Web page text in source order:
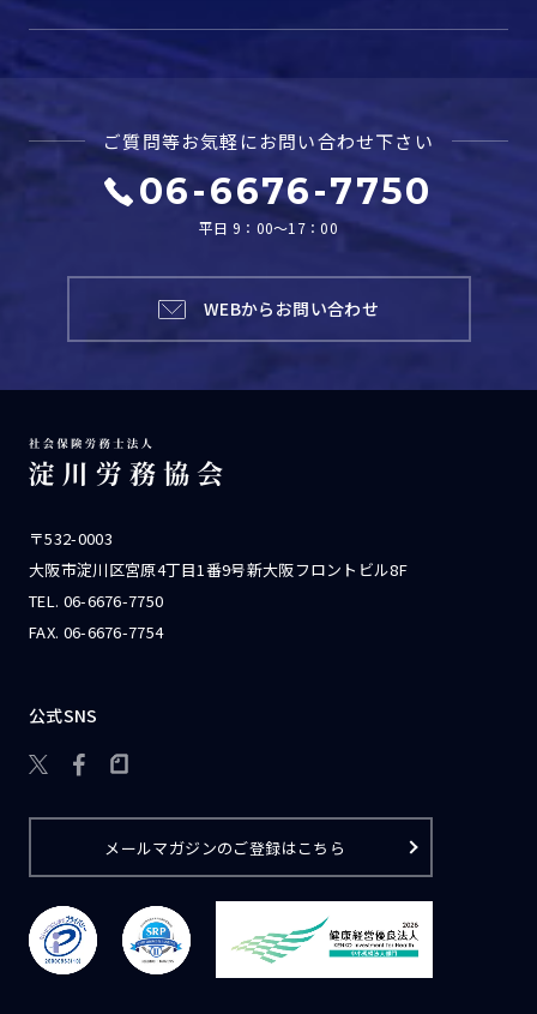
ご質問等お気軽にお問い合わせ下さい
06-6676-7750
平日 9：00～17：00
WEBからお問い合わせ
〒532-0003
大阪市淀川区宮原4丁目1番9号新大阪フロントビル8F
TEL. 06-6676-7750
FAX. 06-6676-7754
公式SNS

メールマガジンのご登録はこちら